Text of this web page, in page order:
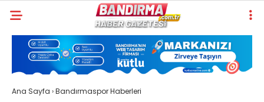
Ana Sayfa ›Bandırmaspor Haberleri